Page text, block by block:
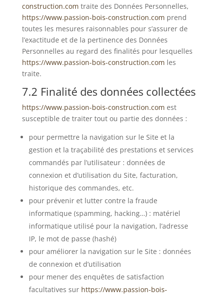
construction.com traite des Données Personnelles,
https://www.passion-bois-construction.com prend
toutes les mesures raisonnables pour s’assurer de
l’exactitude et de la pertinence des Données
Personnelles au regard des finalités pour lesquelles
https://www.passion-bois-construction.com les
traite.
7.2 Finalité des données collectées
https://www.passion-bois-construction.com est
susceptible de traiter tout ou partie des données :
pour permettre la navigation sur le Site et la
gestion et la traçabilité des prestations et services
commandés par l’utilisateur : données de
connexion et d’utilisation du Site, facturation,
historique des commandes, etc.
pour prévenir et lutter contre la fraude
informatique (spamming, hacking…) : matériel
informatique utilisé pour la navigation, l’adresse
IP, le mot de passe (hashé)
pour améliorer la navigation sur le Site : données
de connexion et d’utilisation
pour mener des enquêtes de satisfaction
facultatives sur https://www.passion-bois-